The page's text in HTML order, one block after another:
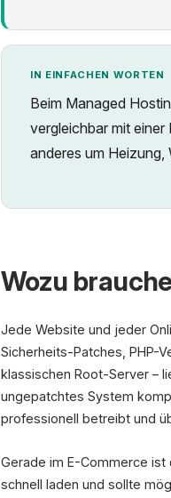
IN EINFACHEN WORTEN
Beim Managed
vergleichbar mit
anderes um Heizung,
Wozu
Jede Website und jeder
Sicherheits-Patches, PHP-
klassischen Root-Server –
ungepatchtes System
professionell betreibt und
Gerade im E-Commerce ist
schnell laden und sollte